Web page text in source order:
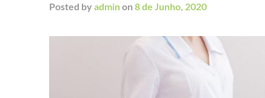
Posted by adminon 8 de Junho, 2020